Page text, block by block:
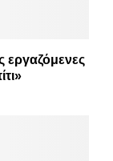
εργαζόμενες